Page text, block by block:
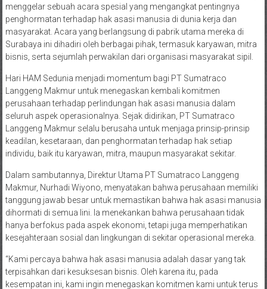
menggelar sebuah acara spesial yang mengangkat pentingnya
penghormatan terhadap hak asasi manusia di dunia kerja dan
masyarakat. Acara yang berlangsung di pabrik utama mereka di
Surabaya ini dihadiri oleh berbagai pihak, termasuk karyawan, mitra
bisnis, serta sejumlah perwakilan dari organisasi masyarakat sipil.
Hari HAM Sedunia menjadi momentum bagi PT Sumatraco
Langgeng Makmur untuk menegaskan kembali komitmen
perusahaan terhadap perlindungan hak asasi manusia dalam
seluruh aspek operasionalnya. Sejak didirikan, PT Sumatraco
Langgeng Makmur selalu berusaha untuk menjaga prinsip-prinsip
keadilan, kesetaraan, dan penghormatan terhadap hak setiap
individu, baik itu karyawan, mitra, maupun masyarakat sekitar.
Dalam sambutannya, Direktur Utama PT Sumatraco Langgeng
Makmur, Nurhadi Wiyono, menyatakan bahwa perusahaan memiliki
tanggung jawab besar untuk memastikan bahwa hak asasi manusia
dihormati di semua lini. Ia menekankan bahwa perusahaan tidak
hanya berfokus pada aspek ekonomi, tetapi juga memperhatikan
kesejahteraan sosial dan lingkungan di sekitar operasional mereka.
“Kami percaya bahwa hak asasi manusia adalah dasar yang tak
terpisahkan dari kesuksesan bisnis. Oleh karena itu, pada
kesempatan ini, kami ingin menegaskan komitmen kami untuk terus